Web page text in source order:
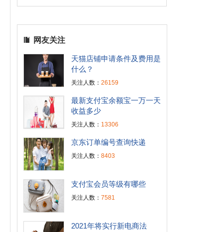
网友关注
天猫店铺申请条件及费用是
什么？
关注人数： 26159
最新支付宝余额宝一万一天
收益多少
关注人数： 13306
京东订单编号查询快递
关注人数： 8403
支付宝会员等级有哪些
关注人数： 7581
2021年将实行新电商法